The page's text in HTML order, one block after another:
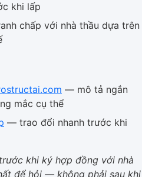
khi lấp
chấp với nhà thầu dựa trên
— mô tả ngắn
mắc cụ thể
— trao đổi nhanh trước khi
khi ký hợp đồng với nhà
để hỏi — không phải sau khi